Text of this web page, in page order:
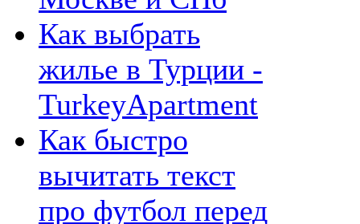
Как выбрать
жилье в Турции -
TurkeyApartment
Как быстро
вычитать текст
про футбол перед